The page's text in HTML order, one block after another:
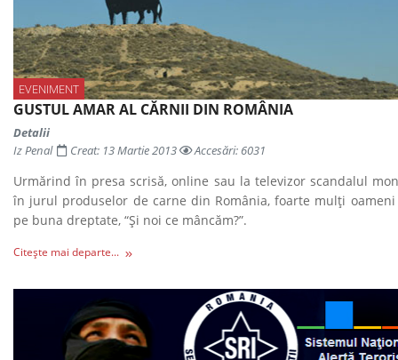
EVENIMENT
GUSTUL AMAR AL CĂRNII DIN ROMÂNIA
Detalii
Iz Penal
Creat: 13 Martie 2013 Accesări: 6031
Urmărind în presa scrisă, online sau la televizor scandalul
în jurul produselor de carne din România, foarte mulți oameni
pe buna dreptate, “Și noi ce mâncăm?”.
Citește mai departe...